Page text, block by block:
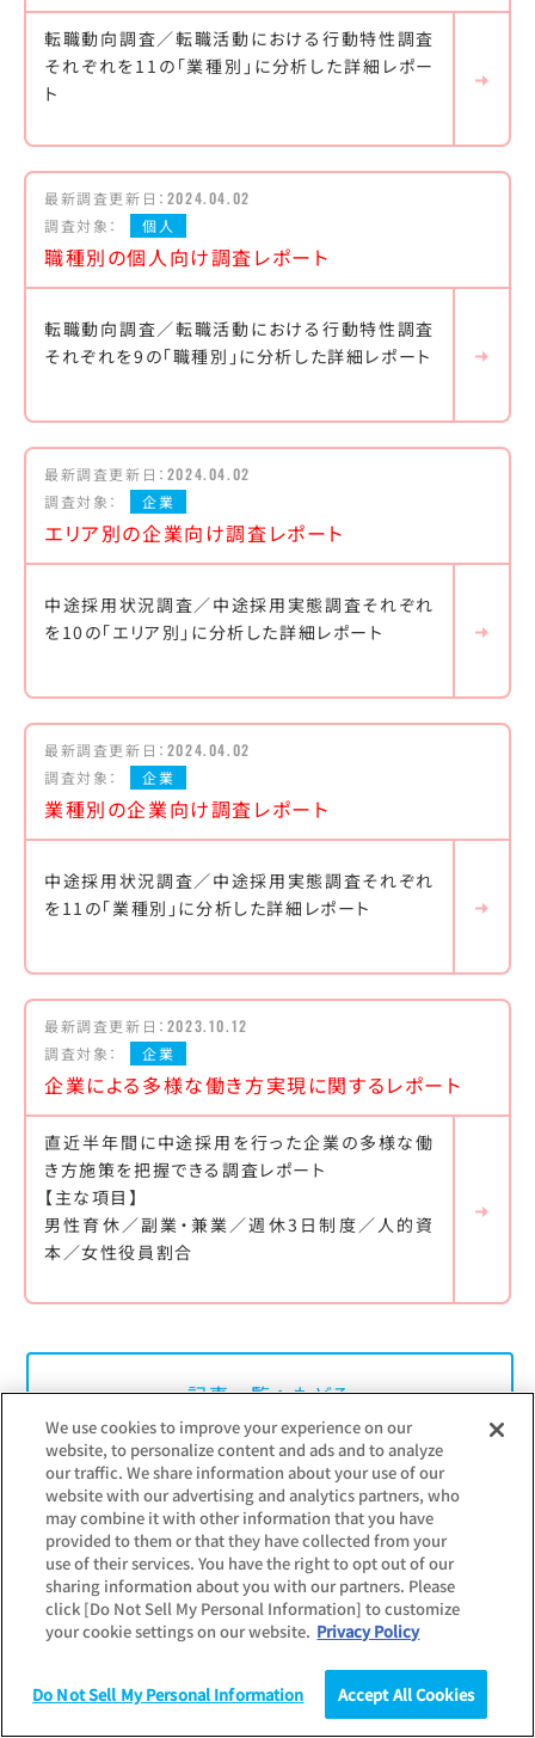
統計（データ） コラム
転職動向調査／転職活動における行動特性調査
それぞれを11の「業種別」に分析した詳細レポー
ト
最新調査更新日： 2024.04.02
調査対象：
個人
職種別の個人向け調査レポート
転職動向調査／転職活動における行動特性調査
それぞれを9の「職種別」に分析した詳細レポート
最新調査更新日： 2024.04.02
調査対象：
企業
エリア別の企業向け調査レポート
中途採用状況調査／中途採用実態調査それぞれ
を10の「エリア別」に分析した詳細レポート
最新調査更新日： 2024.04.02
調査対象：
企業
業種別の企業向け調査レポート
中途採用状況調査／中途採用実態調査それぞれ
を11の「業種別」に分析した詳細レポート
最新調査更新日： 2023.10.12
調査対象：
企業
企業による多様な働き方実現に関するレポート
直近半年間に中途採用を行った企業の多様な働
き方施策を把握できる調査レポート
【主な項目】
男性育休／副業・兼業／週休3日制度／人的資
本／女性役員割合
記事一覧へもどる
ランキング
【マイナビ・日経】2027年卒大学生就職企業人気ラ
We use cookies to improve your experience on our
website, to personalize content and ads and to analyze
our traffic. We share information about your use of our
website with our advertising and analytics partners, who
may combine it with other information that you have
provided to them or that they have collected from your
use of their services. You have the right to opt out of our
sharing information about you with our partners. Please
click [Do Not Sell My Personal Information] to customize
your cookie settings on our website. Privacy Policy
Do Not Sell My Personal Information Accept All Cookies